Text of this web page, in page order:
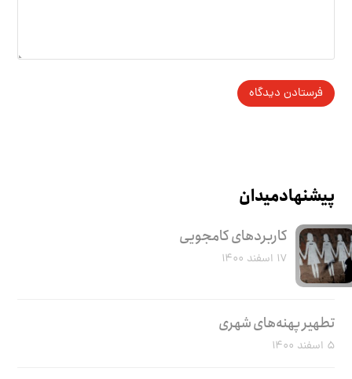
پیشنهاد میدان
کاربرد‌های کامجویی
۱۷ اسفند ۱۴۰۰
تطهیر پهنه‌های شهری
۵ اسفند ۱۴۰۰